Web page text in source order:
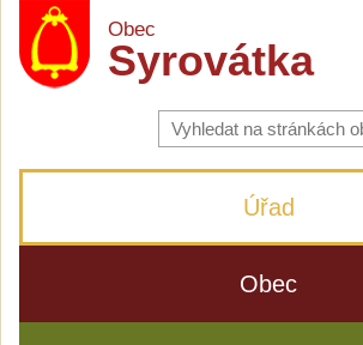
Obec
Syrovátka
Vyhledávání
na
stránkách
Úřad
Obec